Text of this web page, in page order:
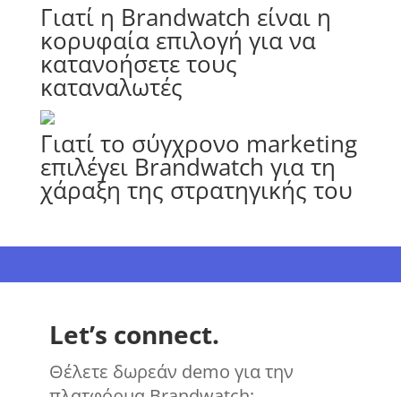
Γιατί η Brandwatch είναι η
κορυφαία επιλογή για να
κατανοήσετε τους
καταναλωτές
Γιατί το σύγχρονο marketing
επιλέγει Brandwatch για τη
χάραξη της στρατηγικής του
Let’s connect.
Θέλετε δωρεάν demo για την